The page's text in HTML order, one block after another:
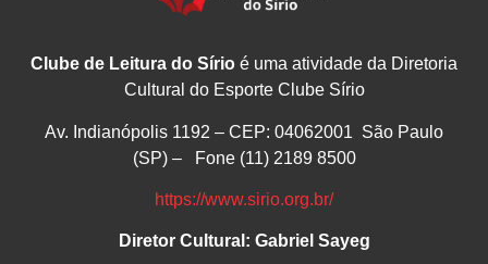
Clube de Leitura do Sírio é uma atividade da Diretoria
Cultural do Esporte Clube Sírio
Av. Indianópolis 1192 – CEP: 04062001 São Paulo
(SP) – Fone (11) 2189 8500
https://www.sirio.org.br/
Diretor Cultural: Gabriel Sayeg